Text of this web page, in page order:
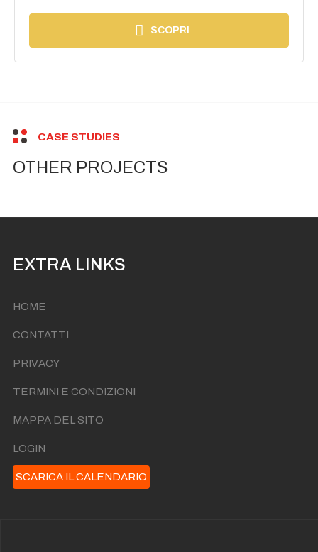
SCOPRI
CASE STUDIES
OTHER PROJECTS
EXTRA LINKS
HOME
CONTATTI
PRIVACY
TERMINI E CONDIZIONI
MAPPA DEL SITO
LOGIN
SCARICA IL CALENDARIO